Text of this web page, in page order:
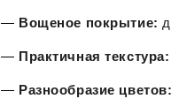
— Вощеное покрытие:
— Практичная текстура:
— Разнообразие цветов: